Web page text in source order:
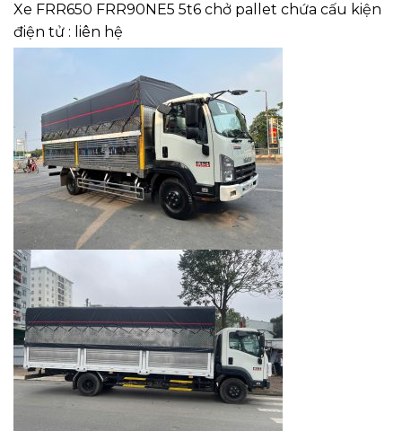
Xe FRR650 FRR90NE5 5t6 chở pallet chứa cấu kiện
điện tử : liên hệ